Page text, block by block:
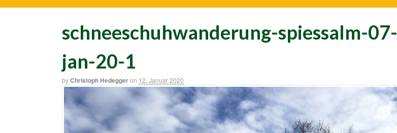
schneeschuhwanderung-spiessalm-07-
jan-20-1
byChristoph Hedeggeron 12. Januar 2020